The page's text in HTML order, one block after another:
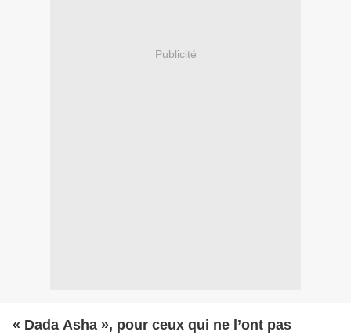
Publicité
« Dada Asha », pour ceux qui ne l’ont pas